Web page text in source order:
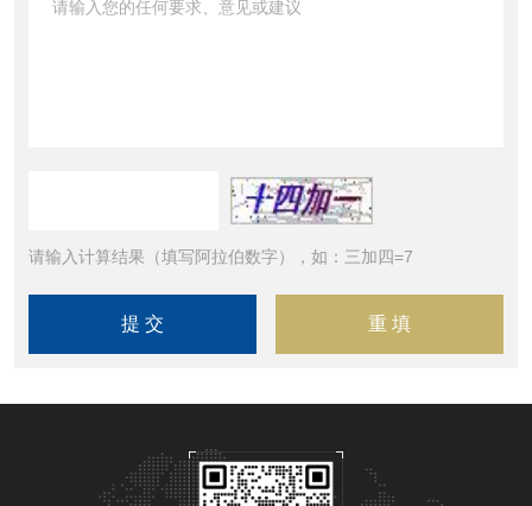
请输入计算结果（填写阿拉伯数字），如：三加四=7